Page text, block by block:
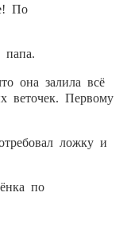
По
она залила всё
веточек. Первому
ложку и
по